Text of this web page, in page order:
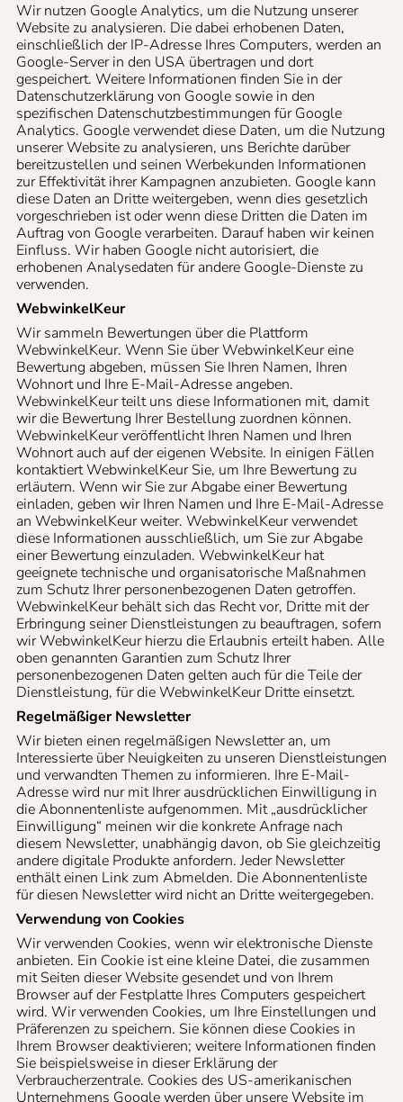
Wir nutzen Google Analytics, um die Nutzung unserer
Website zu analysieren. Die dabei erhobenen Daten,
einschließlich der IP-Adresse Ihres Computers, werden an
Google-Server in den USA übertragen und dort
gespeichert. Weitere Informationen finden Sie in der
Datenschutzerklärung von Google sowie in den
spezifischen Datenschutzbestimmungen für Google
Analytics. Google verwendet diese Daten, um die Nutzung
unserer Website zu analysieren, uns Berichte darüber
bereitzustellen und seinen Werbekunden Informationen
zur Effektivität ihrer Kampagnen anzubieten. Google kann
diese Daten an Dritte weitergeben, wenn dies gesetzlich
vorgeschrieben ist oder wenn diese Dritten die Daten im
Auftrag von Google verarbeiten. Darauf haben wir keinen
Einfluss. Wir haben Google nicht autorisiert, die
erhobenen Analysedaten für andere Google-Dienste zu
verwenden.
WebwinkelKeur
Wir sammeln Bewertungen über die Plattform
WebwinkelKeur. Wenn Sie über WebwinkelKeur eine
Bewertung abgeben, müssen Sie Ihren Namen, Ihren
Wohnort und Ihre E-Mail-Adresse angeben.
WebwinkelKeur teilt uns diese Informationen mit, damit
wir die Bewertung Ihrer Bestellung zuordnen können.
WebwinkelKeur veröffentlicht Ihren Namen und Ihren
Wohnort auch auf der eigenen Website. In einigen Fällen
kontaktiert WebwinkelKeur Sie, um Ihre Bewertung zu
erläutern. Wenn wir Sie zur Abgabe einer Bewertung
einladen, geben wir Ihren Namen und Ihre E-Mail-Adresse
an WebwinkelKeur weiter. WebwinkelKeur verwendet
diese Informationen ausschließlich, um Sie zur Abgabe
einer Bewertung einzuladen. WebwinkelKeur hat
geeignete technische und organisatorische Maßnahmen
zum Schutz Ihrer personenbezogenen Daten getroffen.
WebwinkelKeur behält sich das Recht vor, Dritte mit der
Erbringung seiner Dienstleistungen zu beauftragen, sofern
wir WebwinkelKeur hierzu die Erlaubnis erteilt haben. Alle
oben genannten Garantien zum Schutz Ihrer
personenbezogenen Daten gelten auch für die Teile der
Dienstleistung, für die WebwinkelKeur Dritte einsetzt.
Regelmäßiger Newsletter
Wir bieten einen regelmäßigen Newsletter an, um
Interessierte über Neuigkeiten zu unseren Dienstleistungen
und verwandten Themen zu informieren. Ihre E-Mail-
Adresse wird nur mit Ihrer ausdrücklichen Einwilligung in
die Abonnentenliste aufgenommen. Mit „ausdrücklicher
Einwilligung“ meinen wir die konkrete Anfrage nach
diesem Newsletter, unabhängig davon, ob Sie gleichzeitig
andere digitale Produkte anfordern. Jeder Newsletter
enthält einen Link zum Abmelden. Die Abonnentenliste
für diesen Newsletter wird nicht an Dritte weitergegeben.
Verwendung von Cookies
Wir verwenden Cookies, wenn wir elektronische Dienste
anbieten. Ein Cookie ist eine kleine Datei, die zusammen
mit Seiten dieser Website gesendet und von Ihrem
Browser auf der Festplatte Ihres Computers gespeichert
wird. Wir verwenden Cookies, um Ihre Einstellungen und
Präferenzen zu speichern. Sie können diese Cookies in
Ihrem Browser deaktivieren; weitere Informationen finden
Sie beispielsweise in dieser Erklärung der
Verbraucherzentrale. Cookies des US-amerikanischen
Unternehmens Google werden über unsere Website im